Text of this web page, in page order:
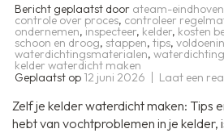
Bericht geplaatst door ateam-eindhoven
controle over proces, controleer
ondernemen, inspecteer, kelder, kosten
schoon en droog, stappen, tips,
waterdichtingsmaterialen,
kelder waterdicht maken
Geplaatst op 12 juni 2026 Laat een
Zelf je kelder waterdicht maken: Tips
hebt van vochtproblemen in je kelder,